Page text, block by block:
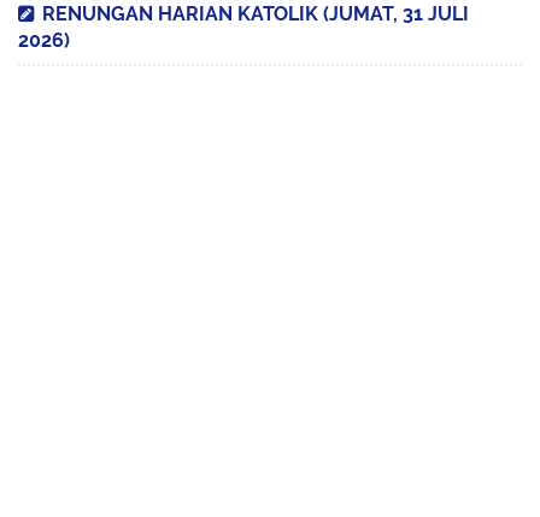
RENUNGAN HARIAN KATOLIK (JUMAT, 31 JULI
2026)